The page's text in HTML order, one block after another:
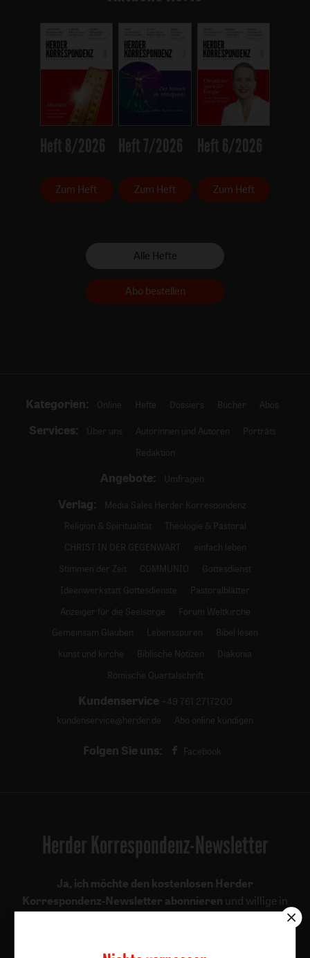
Heft 8/2026
Zum Heft
Heft 7/2026
Zum Heft
Heft 6/2026
Zum Heft
Alle Hefte
Abo bestellen
Kategorien: Online Hefte Dossiers Bücher Abos
Services: Über uns Autorinnen und Autoren
Porträts
Redaktion
Angebote: Umfragen
Verlag:
Media Sales Herder Korrespondenz
Religion & Spiritualität
Theologie & Pastoral
CHRIST IN DER GEGENWART
einfach leben
Stimmen der Zeit
COMMUNIO
Gottesdienst
Ideenwerkstatt Gottesdienste
Pastoralblätter
Anzeiger für die Seelsorge
Forum Weltkirche
Gemeinsam Glauben
Lebensspuren
Bibel lesen
kunst und kirche
Biblische Notizen
Diakonia
Römische Quartalschrift
Kundenservice +49 761 2717200
kundenservice@herder.de
Abo online kündigen
Folgen Sie uns: Facebook
Herder Korrespondenz-Newsletter
Ja, ich möchte den kostenlosen Herder
Korrespondenz-Newsletter abonnieren und willige in
die Verwendung meiner Kontaktdaten zum Zweck des E-
Newsletter oder die E-Mail-Werbung kann ich jederzeit